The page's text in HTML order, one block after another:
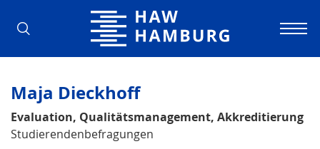
Hochschule für Angewandte
Maja Dieckhoff
Evaluation, Qualitätsmanagement, Akkreditierung
Studierendenbefragungen